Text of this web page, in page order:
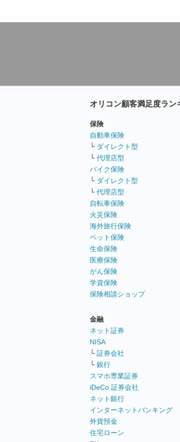
オリコン顧客満足度ラン
保険
自動車保険
└ ダイレクト型
└ 代理店型
バイク保険
└ ダイレクト型
└ 代理店型
自転車保険
火災保険
海外旅行保険
ペット保険
生命保険
医療保険
がん保険
学資保険
保険相談ショップ
金融
ネット証券
NISA
└ 証券会社
└ 銀行
スマホ専業証券
iDeCo 証券会社
ネット銀行
インターネットバンキング
外貨預金
住宅ローン